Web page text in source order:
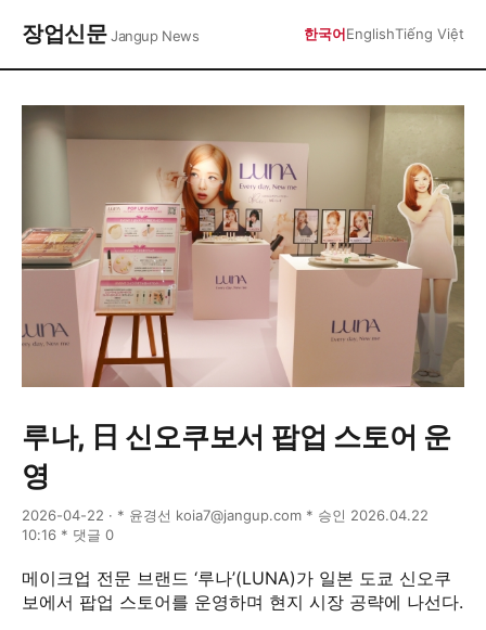
장업신문Jangup News 한국어EnglishTiếng Việt
루나, 日 신오쿠보서 팝업 스토어 운
영
2026-04-22 · * 윤경선 koia7@jangup.com * 승인 2026.04.22
10:16 * 댓글 0
메이크업 전문 브랜드 ‘루나’(LUNA)가 일본 도쿄 신오쿠
보에서 팝업 스토어를 운영하며 현지 시장 공략에 나선다.